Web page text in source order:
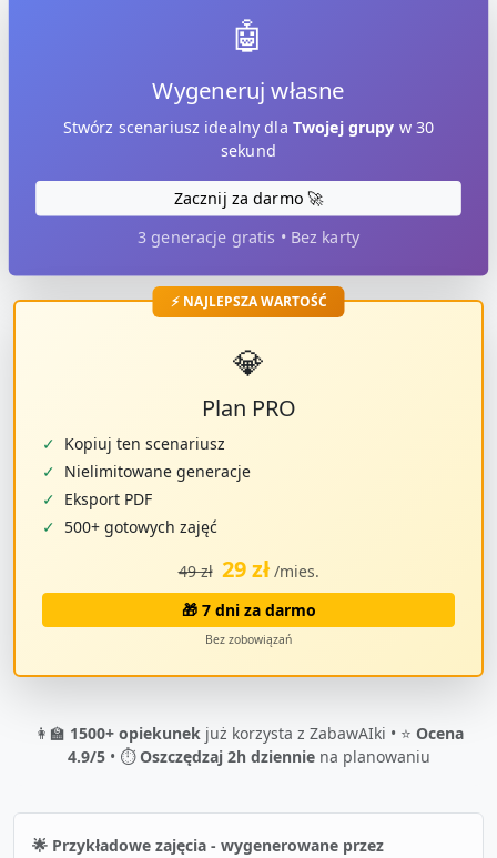
🤖
Wygeneruj własne
Stwórz scenariusz idealny dla Twojej grupy w 30
sekund
Zacznij za darmo 🚀
3 generacje gratis • Bez karty
⚡ NAJLEPSZA WARTOŚĆ
💎
Plan PRO
✓ Kopiuj ten scenariusz
✓ Nielimitowane generacje
✓ Eksport PDF
✓ 500+ gotowych zajęć
49 zł 29 zł /mies.
🎁 7 dni za darmo
Bez zobowiązań
👩‍🏫 1500+ opiekunekjuż korzysta z ZabawAIki • ⭐ Ocena
4.9/5• ⏱️Oszczędzaj 2h dzienniena planowaniu
🌟 Przykładowe zajęcia - wygenerowane przez